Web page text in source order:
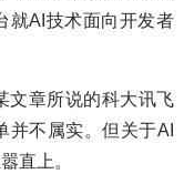
就AI技术面向开发者
文章所说的科大讯飞
并不属实。但关于AI
直上。